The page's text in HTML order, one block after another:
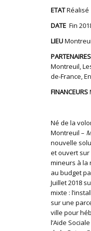
ETATRéalisé
DATE Fin
LIEU
PARTENAIRES
Montreuil,
de-France,
FINANCEURS
Né de la
Montreuil –
nouvelle
et ouvert
mineurs à la
au budget
Juillet 2018
mixte :
sur une
ville pour
l’Aide